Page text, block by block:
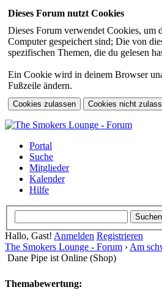
Dieses Forum nutzt Cookies
Dieses Forum verwendet Cookies, um
Computer gespeichert sind; Die von
spezifischen Themen, die du gelesen
Ein Cookie wird in deinem Browser
Fußzeile ändern.
Portal
Suche
Mitglieder
Kalender
Hilfe
Hallo, Gast! Anmelden Registrieren
The Smokers Lounge - Forum › Am
Dane Pipe ist Online (Shop)
Themabewertung: